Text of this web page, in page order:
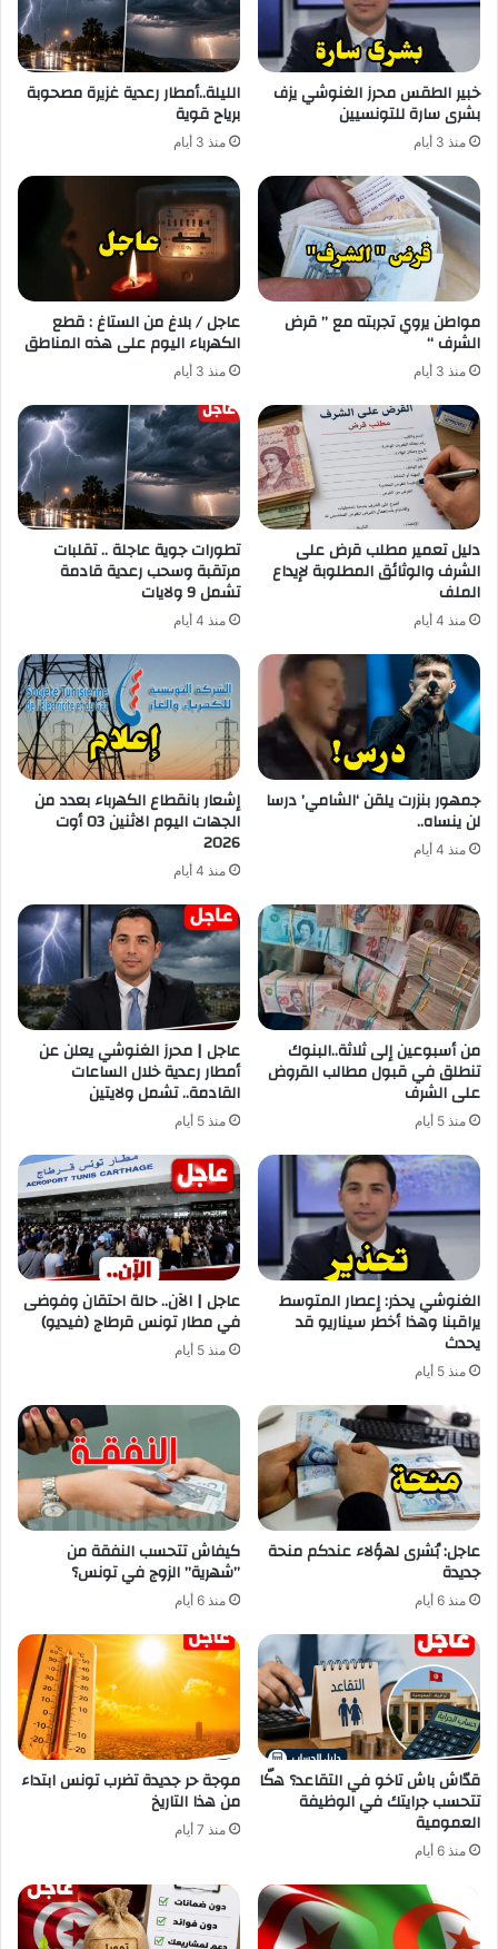
خبير الطقس محرز الغنوشي يزف
بشرى سارة للتونسيين
منذ 3 أيام
الليلة..أمطار رعدية غزيرة مصحوبة
برياح قوية
منذ 3 أيام
مواطن يروي تجربته مع ” قرض
الشرف “
منذ 3 أيام
عاجل / بلاغ من الستاغ : قطع
الكهرباء اليوم على هذه المناطق
منذ 3 أيام
دليل تعمير مطلب قرض على
الشرف والوثائق المطلوبة لإيداع
الملف
منذ 4 أيام
تطورات جوية عاجلة .. تقلبات
مرتقبة وسحب رعدية قادمة
تشمل 9 ولايات
منذ 4 أيام
جمهور بنزرت يلقن ‘الشامي’ درسا
لن ينساه..
منذ 4 أيام
إشعار بانقطاع الكهرباء بعدد من
الجهات اليوم الاثنين 03 أوت
2026
منذ 4 أيام
من أسبوعين إلى ثلاثة..البنوك
تنطلق في قبول مطالب القروض
على الشرف
منذ 5 أيام
عاجل | محرز الغنوشي يعلن عن
أمطار رعدية خلال الساعات
القادمة.. تشمل ولايتين
منذ 5 أيام
الغنوشي يحذر: إعصار المتوسط
يراقبنا وهذا أخطر سيناريو قد
يحدث
منذ 5 أيام
عاجل | الآن.. حالة احتقان وفوضى
في مطار تونس قرطاج (فيديو)
منذ 5 أيام
عاجل: بُشرى لهؤلاء عندكم منحة
جديدة
منذ 6 أيام
كيفاش تتحسب النفقة من
”شهرية” الزوج في تونس؟
منذ 6 أيام
قدّاش باش تاخو في التقاعد؟ هكّا
تتحسب جرايتك في الوظيفة
العمومية
منذ 6 أيام
موجة حر جديدة تضرب تونس ابتداء
من هذا التاريخ
منذ 7 أيام